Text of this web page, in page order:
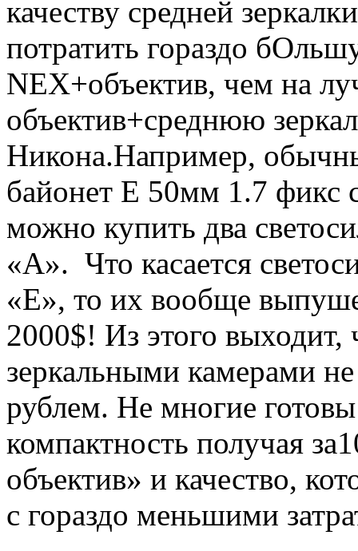
качеству средней
потратить гораздо
NEX+объектив, чем на
объектив+среднюю
Никона.Например,
байонет E 50мм 1.7 фикс
можно купить два
«А». Что касается
«E», то их вообще
2000$! Из этого
зеркальными камерами
рублем. Не многие готовы
компактность получая
объектив» и качество,
с гораздо меньшими